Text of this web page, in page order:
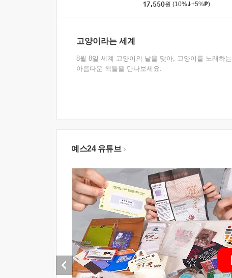
17,550원 (10% +5% )
고양이라는 세계
8월 8일 세계 고양이의 날을 맞아, 고양이를 노래하는
아름다운 책들을 만나보세요.
예스24 유튜브